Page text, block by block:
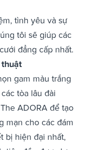
tình yêu và sự
tôi sẽ giúp các
đẳng cấp nhất.
thuật
gam màu trắng
tòa lâu đài
ADORA để tạo
mạn cho các đám
bị hiện đại nhất,